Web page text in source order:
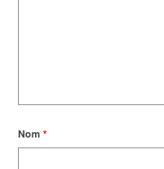
Nom *